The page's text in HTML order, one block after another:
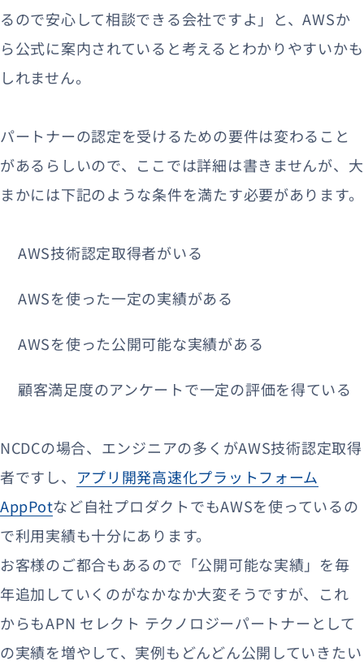
るので安心して相談できる会社ですよ」と、AWSか
ら公式に案内されていると考えるとわかりやすいかも
しれません。
パートナーの認定を受けるための要件は変わること
があるらしいので、ここでは詳細は書きませんが、大
まかには下記のような条件を満たす必要があります。
AWS技術認定取得者がいる
AWSを使った一定の実績がある
AWSを使った公開可能な実績がある
顧客満足度のアンケートで一定の評価を得ている
NCDCの場合、エンジニアの多くがAWS技術認定取得
者ですし、 アプリ開発高速化プラットフォーム
AppPotなど自社プロダクトでもAWSを使っているの
で利用実績も十分にあります。
お客様のご都合もあるので「公開可能な実績」を毎
年追加していくのがなかなか大変そうですが、これ
からもAPN セレクト テクノロジーパートナーとして
の実績を増やして、実例もどんどん公開していきたい